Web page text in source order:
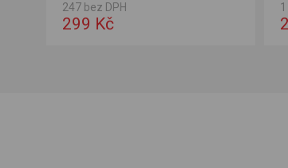
247 bez DPH
299 Kč